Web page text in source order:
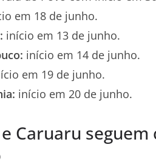
em 18 de junho.
início em 13 de junho.
início em 14 de junho.
em 19 de junho.
início em 20 de junho.
Caruaru